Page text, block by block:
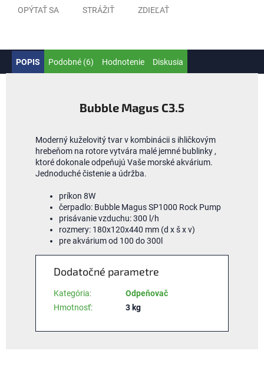
OPÝTAŤ SA STRÁŽIŤ ZDIEĽAŤ
POPIS Podobné (6) Hodnotenie Diskusia
Bubble Magus C3.5
Moderný kuželovitý tvar v kombinácii s ihličkovým
hrebeňom na rotore vytvára malé jemné bublinky ,
ktoré dokonale odpeňujú Vaše morské akvárium.
Jednoduché čistenie a údržba.
príkon 8W
čerpadlo: Bubble Magus SP1000 Rock Pump
prisávanie vzduchu: 300 l/h
rozmery: 180x120x440 mm (d x š x v)
pre akvárium od 100 do 300l
Dodatočné parametre
Kategória:
Odpeňovač
Hmotnosť: 3 kg